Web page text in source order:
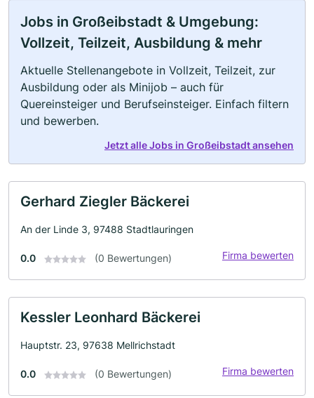
Jobs in Großeibstadt & Umgebung:
Vollzeit, Teilzeit, Ausbildung & mehr
Aktuelle Stellenangebote in Vollzeit, Teilzeit, zur
Ausbildung oder als Minijob – auch für
Quereinsteiger und Berufseinsteiger. Einfach filtern
und bewerben.
Jetzt alle Jobs in Großeibstadt ansehen
Gerhard Ziegler Bäckerei
An der Linde 3, 97488 Stadtlauringen
0.0 (0 Bewertungen) Firma bewerten
Kessler Leonhard Bäckerei
Hauptstr. 23, 97638 Mellrichstadt
0.0 (0 Bewertungen) Firma bewerten